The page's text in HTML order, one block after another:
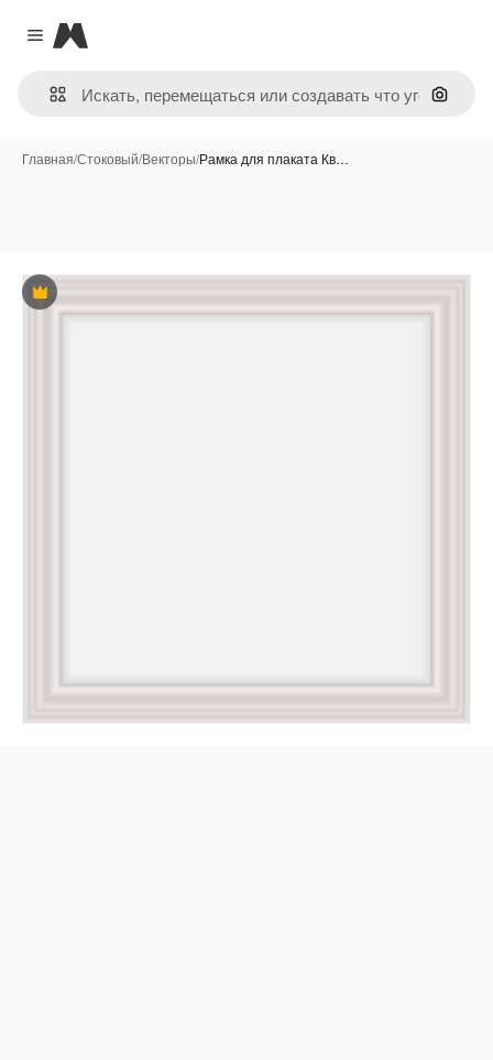
Close menu
Magnific
Поиск
Главная/Стоковый/Векторы/Рамка для плаката Кв…
Премиум